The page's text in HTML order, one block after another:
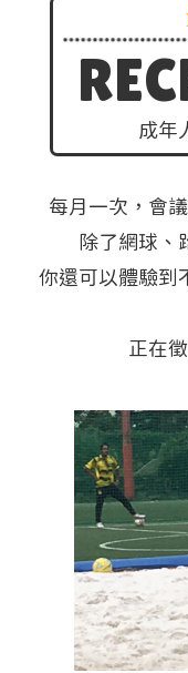
成年
每月一次，會
除了網球、
你還可以體驗到
正在